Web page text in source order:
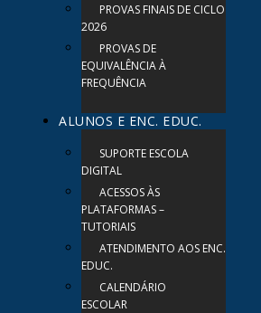
PROVAS FINAIS DE CICLO
2026
PROVAS DE
EQUIVALÊNCIA À
FREQUÊNCIA
ALUNOS E ENC. EDUC.
SUPORTE ESCOLA
DIGITAL
ACESSOS ÀS
PLATAFORMAS –
TUTORIAIS
ATENDIMENTO AOS ENC.
EDUC.
CALENDÁRIO
ESCOLAR